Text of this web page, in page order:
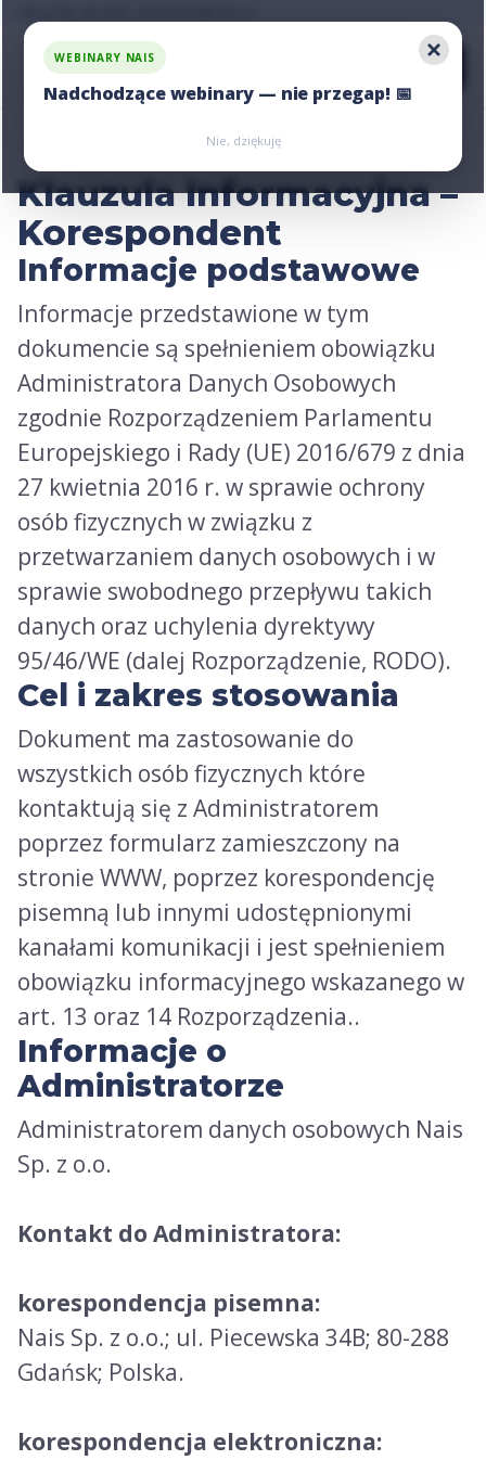
Klauzula Informacyjna –
Korespondent
Informacje podstawowe
Informacje przedstawione w tym
dokumencie są spełnieniem obowiązku
Administratora Danych Osobowych
zgodnie Rozporządzeniem Parlamentu
Europejskiego i Rady (UE) 2016/679 z dnia
27 kwietnia 2016 r. w sprawie ochrony
osób fizycznych w związku z
przetwarzaniem danych osobowych i w
sprawie swobodnego przepływu takich
danych oraz uchylenia dyrektywy
95/46/WE (dalej Rozporządzenie, RODO).
Cel i zakres stosowania
Dokument ma zastosowanie do
wszystkich osób fizycznych które
kontaktują się z Administratorem
poprzez formularz zamieszczony na
stronie WWW, poprzez korespondencję
pisemną lub innymi udostępnionymi
kanałami komunikacji i jest spełnieniem
obowiązku informacyjnego wskazanego w
art. 13 oraz 14 Rozporządzenia..
Informacje o
Administratorze
Administratorem danych osobowych Nais
Sp. z o.o.
Kontakt do Administratora:
korespondencja pisemna:
Nais Sp. z o.o.; ul. Piecewska 34B; 80-288
Gdańsk; Polska.
korespondencja elektroniczna:
WEBINARY NAIS
Nadchodzące webinary — nie przegap! 📅
Zarejestruj się
Zarejestruj się
Nie, dziękuję